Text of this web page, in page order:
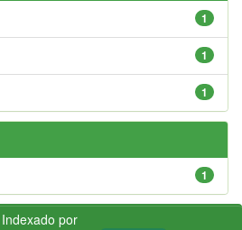
1
1
1
1
Indexado por